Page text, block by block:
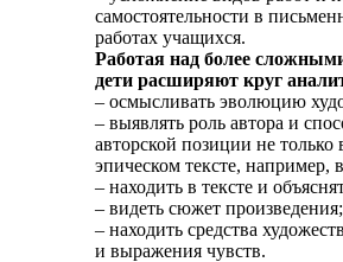
самостоятельности в
работах учащихся.
Работая над более
дети расширяют круг
– осмысливать эволюцию
– выявлять роль автора и
авторской позиции не
эпическом тексте, например,
– находить в тексте и
– видеть сюжет произведения;
– находить средства
и выражения чувств.